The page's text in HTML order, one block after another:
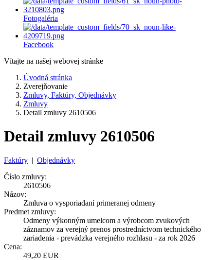
Fotogaléria
Facebook
Vítajte na našej webovej stránke
Úvodná stránka
Zverejňovanie
Zmluvy, Faktúry, Objednávky
Zmluvy
Detail zmluvy 2610506
Detail zmluvy 2610506
Faktúry | Objednávky
Číslo zmluvy:
2610506
Názov:
Zmluva o vysporiadaní primeranej odmeny
Predmet zmluvy:
Odmeny výkonným umelcom a výrobcom zvukových
záznamov za verejný prenos prostredníctvom technického
zariadenia - prevádzka verejného rozhlasu - za rok 2026
Cena:
49,20 EUR